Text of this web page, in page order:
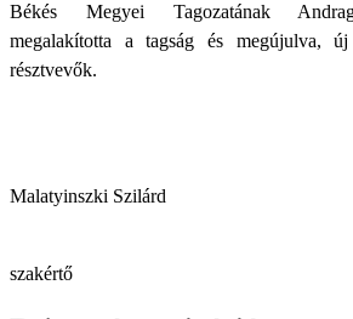
Békés Megyei Tagozatának
megalakította a tagság és megújulva,
résztvevők.
Malatyinszki Szilárd
szakértő